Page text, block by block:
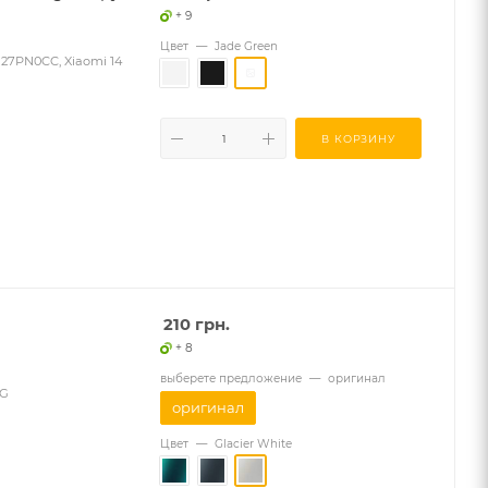
Xiaomi 14
+ 9
Цвет — Jade Green
В КОРЗИНУ
210 грн.
+ 8
выберете предложение — оригинал
оригинал
Цвет — Glacier White